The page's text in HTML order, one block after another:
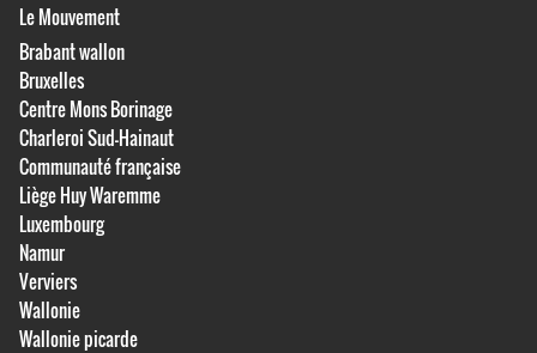
Le Mouvement
Brabant wallon
Bruxelles
Centre Mons Borinage
Charleroi Sud-Hainaut
Communauté française
Liège Huy Waremme
Luxembourg
Namur
Verviers
Wallonie
Wallonie picarde